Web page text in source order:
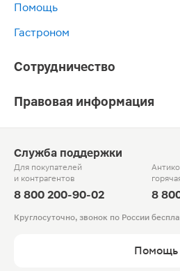
Помощь
Гастроном
Сотрудничество
Правовая информация
Служба поддержки
Для покупателей
и контрагентов
8 800 200-90-02 8
Круглосуточно, звонок по России
Помощь